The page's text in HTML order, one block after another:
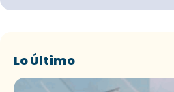
Lo Último